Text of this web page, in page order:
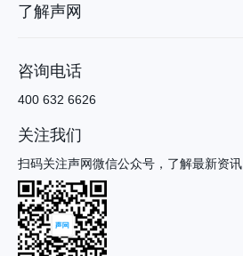
了解声网
咨询电话
400 632 6626
关注我们
扫码关注声网微信公众号，了解最新资讯